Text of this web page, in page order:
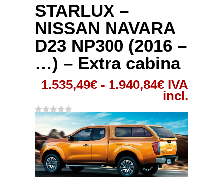
STARLUX –
NISSAN NAVARA
D23 NP300 (2016 –
…) – Extra cabina
1.535,49€ - 1.940,84€Rango
de
desde
1.535,49€
hasta
1.940,84€
IVA
incl.